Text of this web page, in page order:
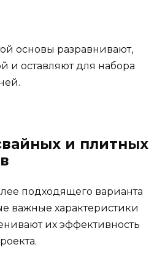
основы разравнивают,
и оставляют для набора
и плитных
подходящего варианта
важные характеристики
их эффективность